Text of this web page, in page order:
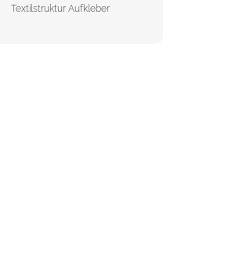
Textilstruktur Aufkleber